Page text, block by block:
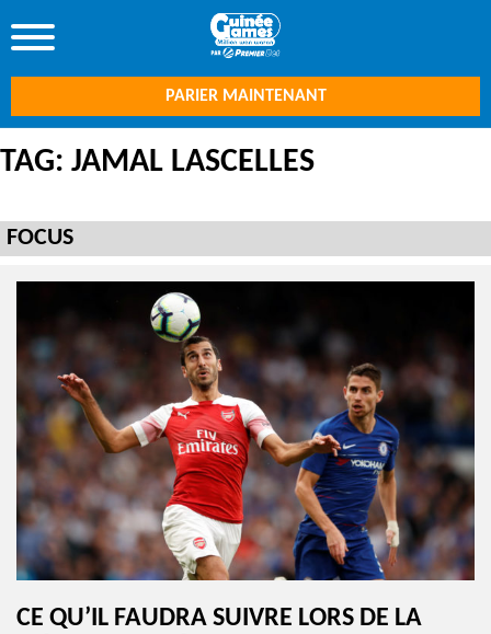
PARIER MAINTENANT
TAG: JAMAL LASCELLES
FOCUS
CE QU’IL FAUDRA SUIVRE LORS DE LA